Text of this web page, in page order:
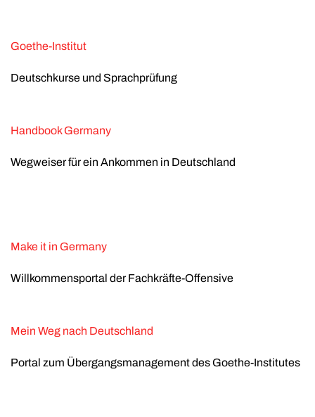
Goethe-Institut
Deutschkurse und Sprachprüfung
Handbook Germany
Wegweiser für ein Ankommen in Deutschland
Make it in Germany
Willkommensportal der Fachkräfte-Offensive
Mein Weg nach Deutschland
Portal zum Übergangsmanagement des Goethe-Institutes